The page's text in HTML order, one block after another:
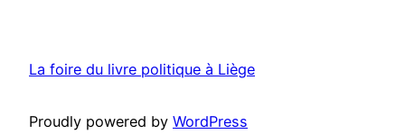
La foire du livre politique à Liège
Proudly powered by WordPress